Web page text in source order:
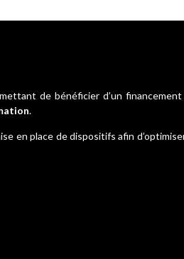
de bénéficier d’un financement
.
en place de dispositifs afin